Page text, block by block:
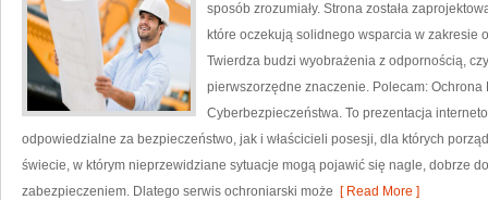
sposób zrozumiały. Strona została
które oczekują solidnego wsparcia w zakresie
Twierdza budzi wyobrażenia z odpornością,
pierwszorzędne znaczenie. Polecam:
Cyberbezpieczeństwa. To prezentacja
odpowiedzialne za bezpieczeństwo, jak i właścicieli posesji, dla których
świecie, w którym nieprzewidziane sytuacje mogą pojawić się nagle, dobrze
zabezpieczeniem. Dlatego serwis ochroniarski może [ Read More ]